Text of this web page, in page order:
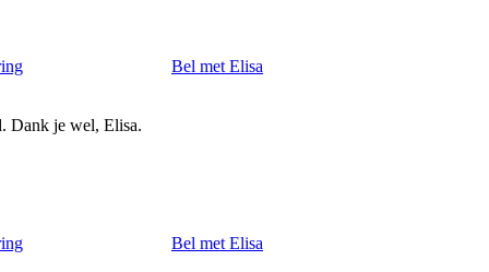
Bel met Elisa
Dank je wel, Elisa.
Bel met Elisa